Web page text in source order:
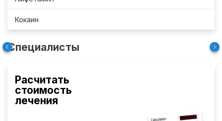
Кокаин
Специалисты
Расчитать
стоимость
лечения